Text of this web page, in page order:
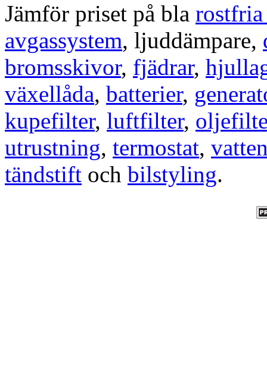
Jämför priset på bla rostfria
avgassystem, ljuddämpare,
bromsskivor, fjädrar,
växellåda, batterier,
kupefilter, luftfilter,
utrustning, termostat,
tändstift och bilstyling.